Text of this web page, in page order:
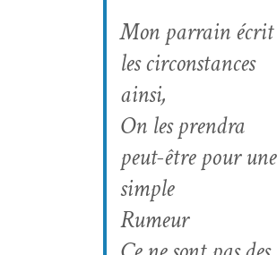
Mon par­rain écrit
les cir­con­stances
ainsi,
On les pren­dra
peut-être pour une
simple
Rumeur